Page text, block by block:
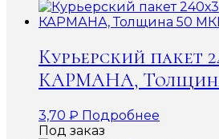
Курьерский пакет
КАРМАНА,
3,70 ₽ Подробнее
Под заказ